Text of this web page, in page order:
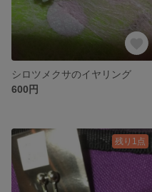
シロツメクサのイヤリング
600円
残り1点